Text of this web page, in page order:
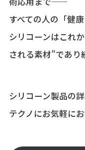
すべての人の「健
シリコーンはこれ
される素材”であり
シリコーン製品の
テクノにお気軽に